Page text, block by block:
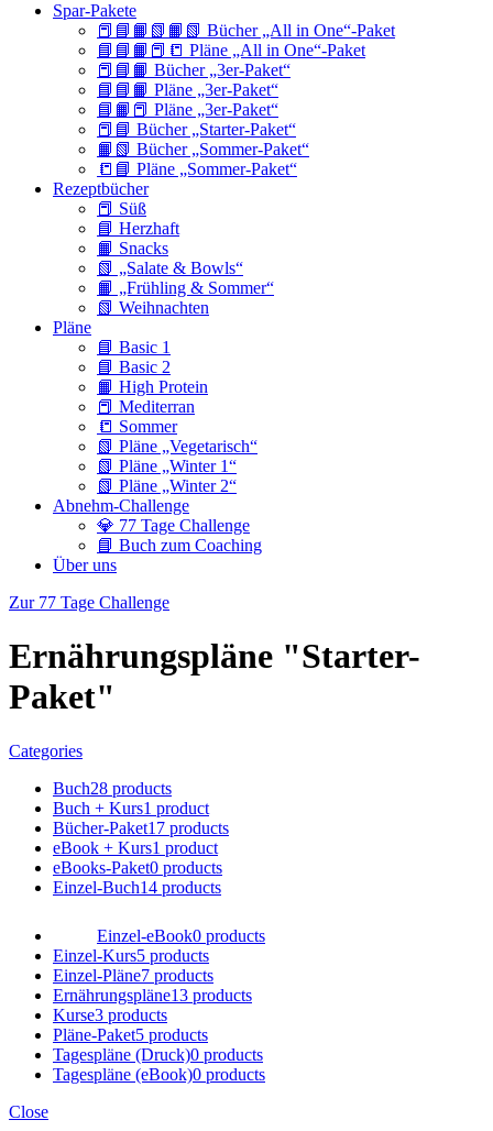
Spar-Pakete
📕📘📙📗📙📗 Bücher „All in One“-Paket
📘📘📙📕📒 Pläne „All in One“-Paket
📕📘📙 Bücher „3er-Paket“
📘📘📙 Pläne „3er-Paket“
📘📙📕 Pläne „3er-Paket“
📕📘 Bücher „Starter-Paket“
📙📗 Bücher „Sommer-Paket“
📒📘 Pläne „Sommer-Paket“
Rezeptbücher
📕 Süß
📘 Herzhaft
📙 Snacks
📗 „Salate & Bowls“
📙 „Frühling & Sommer“
📗 Weihnachten
Pläne
📘 Basic 1
📘 Basic 2
📙 High Protein
📕 Mediterran
📒 Sommer
📗 Pläne „Vegetarisch“
📗 Pläne „Winter 1“
📗 Pläne „Winter 2“
Abnehm-Challenge
💎 77 Tage Challenge
📘 Buch zum Coaching
Über uns
Zur 77 Tage Challenge
Ernährungspläne "Starter-
Paket"
Categories
Buch28 products
Buch + Kurs1 product
Bücher-Paket17 products
eBook + Kurs1 product
eBooks-Paket0 products
Einzel-Buch14 products
Einzel-eBook0 products
Einzel-Kurs5 products
Einzel-Pläne7 products
Ernährungspläne13 products
Kurse3 products
Pläne-Paket5 products
Tagespläne (Druck)0 products
Tagespläne (eBook)0 products
Close